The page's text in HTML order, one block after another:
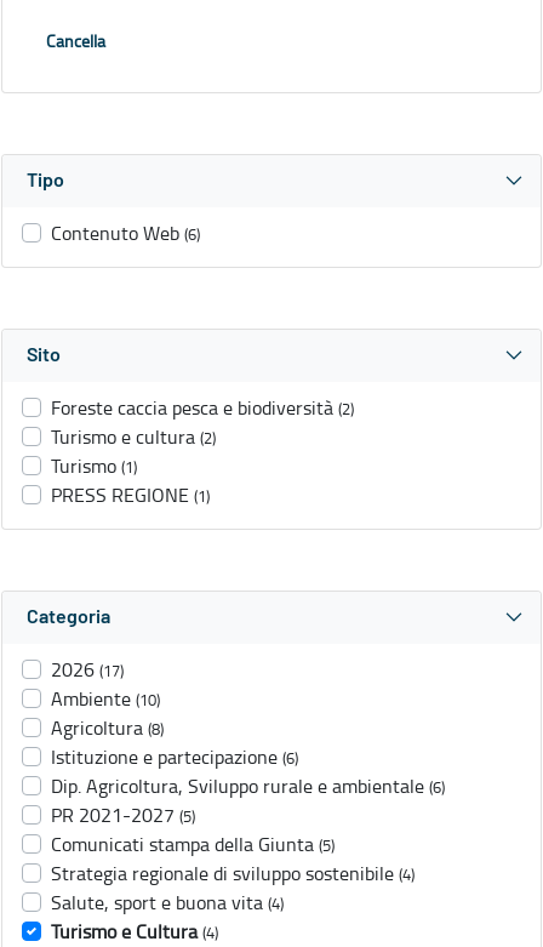
Cancella
Tipo
Contenuto Web (6)
Sito
Foreste caccia pesca e biodiversità (2)
Turismo e cultura (2)
Turismo (1)
PRESS REGIONE (1)
Categoria
2026 (17)
Ambiente (10)
Agricoltura (8)
Istituzione e partecipazione (6)
Dip. Agricoltura, Sviluppo rurale e ambientale (6)
PR 2021-2027 (5)
Comunicati stampa della Giunta (5)
Strategia regionale di sviluppo sostenibile (4)
Salute, sport e buona vita (4)
Turismo e Cultura (4)